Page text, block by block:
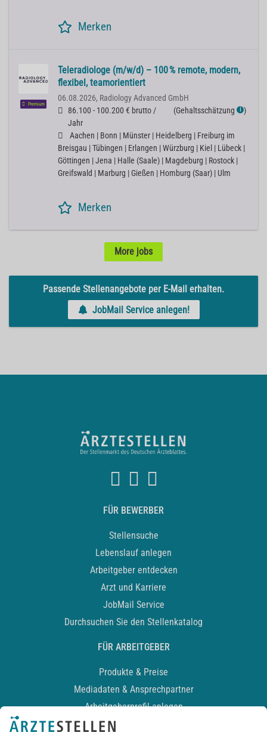
Merken
Premium
Teleradiologe (m/w/d) – 100 % remote, modern,
flexibel, teamorientiert
06.08.2026, Radiology Advanced GmbH
86.100 - 100.200 € brutto /
Jahr
(Gehaltsschätzung ℹ )
Aachen | Bonn | Münster | Heidelberg | Freiburg im
Breisgau | Tübingen | Erlangen | Würzburg | Kiel | Lübeck |
Göttingen | Jena | Halle (Saale) | Magdeburg | Rostock |
Greifswald | Marburg | Gießen | Homburg (Saar) | Ulm
Merken
More jobs
Passende Stellenangebote per E-Mail erhalten.
JobMail Service anlegen!
FÜR BEWERBER
Stellensuche
Lebenslauf anlegen
Arbeitgeber entdecken
Arzt und Karriere
JobMail Service
Durchsuchen Sie den Stellenkatalog
FÜR ARBEITGEBER
Produkte & Preise
Mediadaten & Ansprechpartner
Arbeitgeberprofil anlegen
Recruiting-Podcast